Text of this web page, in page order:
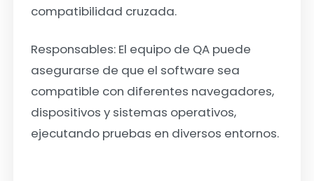
compatibilidad cruzada.
Responsables: El equipo de QA puede
asegurarse de que el software sea
compatible con diferentes navegadores,
dispositivos y sistemas operativos,
ejecutando pruebas en diversos entornos.